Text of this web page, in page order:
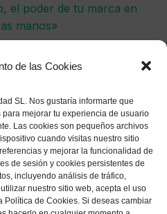
de las Cookies
SL. Nos gustaría informarte que
mejorar tu experiencia de usuario
Las cookies son pequeños archivos
cuando visitas nuestro sitio
y mejorar la funcionalidad de
de sesión y cookies persistentes de
incluyendo análisis de tráfico,
nuestro sitio web, acepta el uso
Política de Cookies. Si deseas cambiar
el poder de tu marca en
manos»
Cliente
Privacidad
Generales